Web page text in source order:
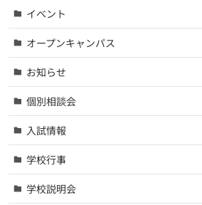
イベント
オープンキャンパス
お知らせ
個別相談会
入試情報
学校行事
学校説明会